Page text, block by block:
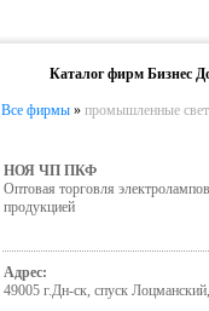
Каталог фирм Бизнес
Все фирмы » промышленные
НОЯ ЧП ПКФ
Оптовая торговля
продукцией
Адрес:
49005 г.Дн-ск, спуск